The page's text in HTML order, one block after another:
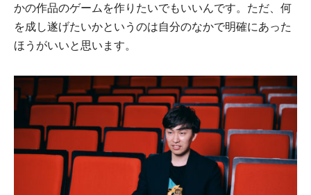
かの作品のゲームを作りたいでもいいんです。ただ、何
を成し遂げたいかというのは自分のなかで明確にあった
ほうがいいと思います。